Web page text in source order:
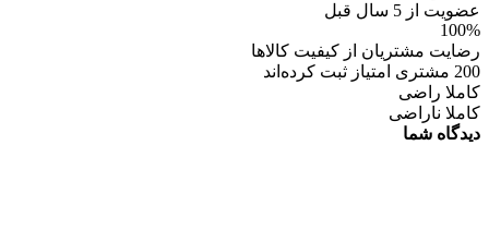
عضویت از 5 سال قبل
100%
رضایت مشتریان از کیفیت کالاها
200 مشتری امتیاز ثبت کرده‌اند
کاملا راضی
کاملا ناراضی
دیدگاه شما